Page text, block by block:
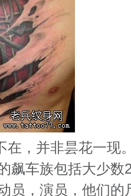
，并非昙花一现
飙车族包括大少数
员，演员，他们的